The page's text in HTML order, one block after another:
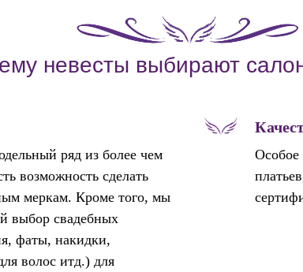
невесты выбирают
ряд из более чем
возможность сделать
меркам. Кроме того, мы
выбор свадебных
фаты, накидки,
волос итд.) для
Особое